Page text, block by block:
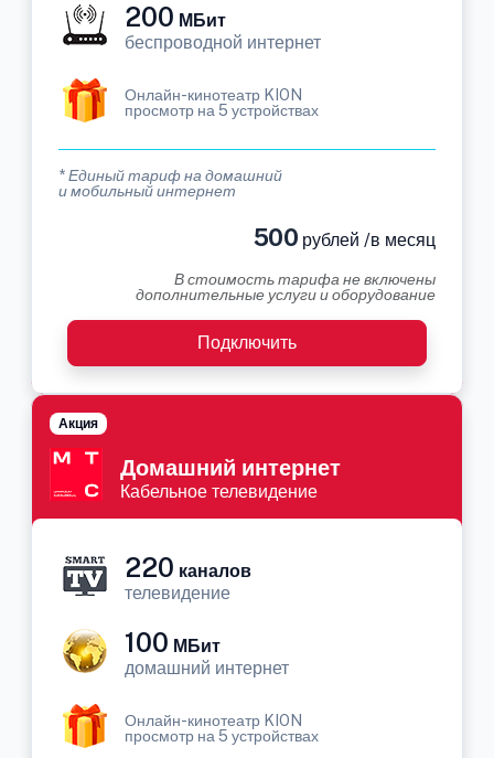
200 МБит
беспроводной интернет
Онлайн-кинотеатр KION
просмотр на 5 устройствах
* Единый тариф на домашний
и мобильный интернет
500 рублей /в месяц
В стоимость тарифа не включены
дополнительные услуги и оборудование
Подключить
Домашний интернет
Кабельное телевидение
Акция
220 каналов
телевидение
100 МБит
домашний интернет
Онлайн-кинотеатр KION
просмотр на 5 устройствах